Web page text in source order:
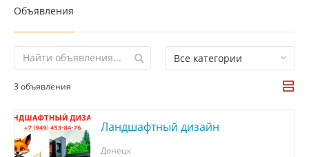
Объявления
Все категории
3 объявления
Ландшафтный дизайн
Донецк